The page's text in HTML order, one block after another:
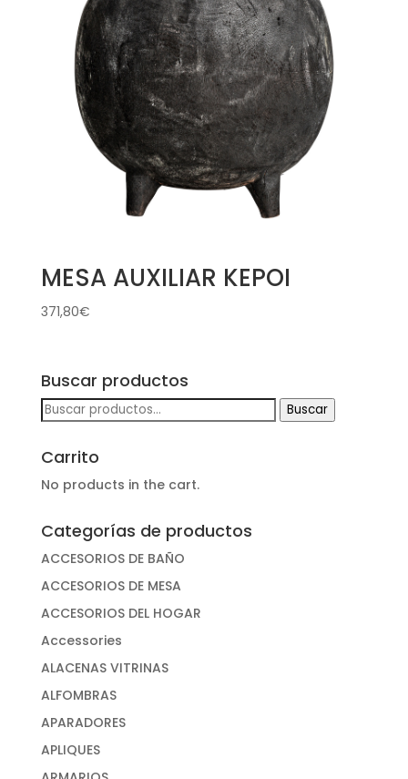
MESA AUXILIAR KEPOI
371,80€
Buscar productos
Buscar
Buscar
Carrito
No products in the cart.
Categorías de productos
ACCESORIOS DE BAÑO
ACCESORIOS DE MESA
ACCESORIOS DEL HOGAR
Accessories
ALACENAS VITRINAS
ALFOMBRAS
APARADORES
APLIQUES